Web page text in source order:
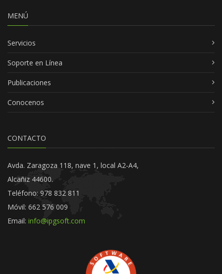
MENÚ
Servicios
Soporte en Línea
Publicaciones
Conocenos
CONTACTO
Avda. Zaragoza 118, nave 1, local A2-A4,
Alcañiz 44600.
Teléfono: 978 832 811
Móvil: 662 576 009
Email: info@ipgsoft.com